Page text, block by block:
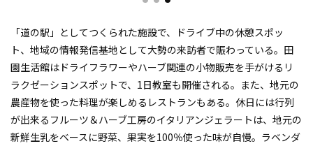
「道の駅」としてつくられた施設で、ドライブ中の休憩スポッ
ト、地域の情報発信基地として大勢の来訪者で賑わっている。田
園生活館はドライフラワーやハーブ関連の小物販売を手がけるリ
ラクゼーションスポットで、1日教室も開催される。また、地元の
農産物を使った料理が楽しめるレストランもある。休日には行列
が出来るフルーツ＆ハーブ工房のイタリアンジェラートは、地元の
新鮮生乳をベースに野菜、果実を100％使った味が自慢。ラベンダ